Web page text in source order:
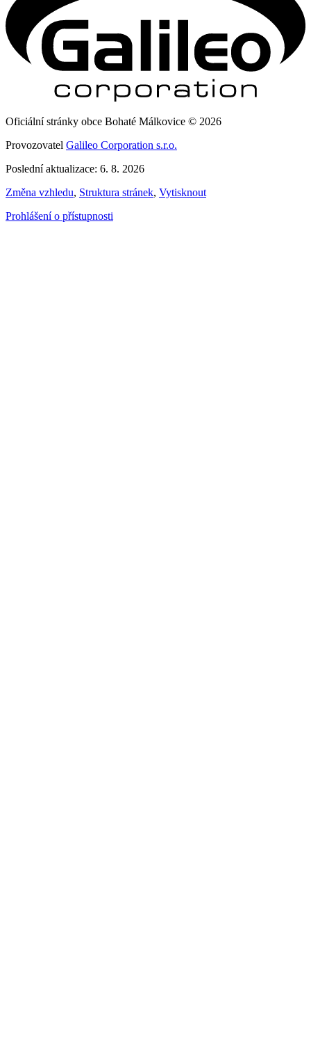
Oficiální stránky obce Bohaté Málkovice © 2026
Provozovatel Galileo Corporation s.r.o.
Poslední aktualizace: 6. 8. 2026
Změna vzhledu, Struktura stránek, Vytisknout
Prohlášení o přístupnosti